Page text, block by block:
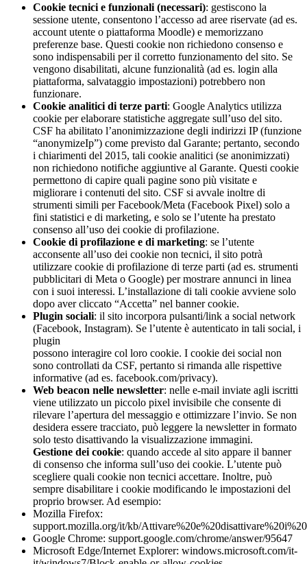
Cookie tecnici e funzionali (necessari): gestiscono la
sessione utente, consentono l’accesso ad aree riservate (ad es.
account utente o piattaforma Moodle) e memorizzano
preferenze base. Questi cookie non richiedono consenso e
sono indispensabili per il corretto funzionamento del sito. Se
vengono disabilitati, alcune funzionalità (ad es. login alla
piattaforma, salvataggio impostazioni) potrebbero non
funzionare.
Cookie analitici di terze parti: Google Analytics utilizza
cookie per elaborare statistiche aggregate sull’uso del sito.
CSF ha abilitato l’anonimizzazione degli indirizzi IP (funzione
“anonymizeIp”) come previsto dal Garante; pertanto, secondo
i chiarimenti del 2015, tali cookie analitici (se anonimizzati)
non richiedono notifiche aggiuntive al Garante. Questi cookie
permettono di capire quali pagine sono più visitate e
migliorare i contenuti del sito. CSF si avvale inoltre di
strumenti simili per Facebook/Meta (Facebook Pixel) solo a
fini statistici e di marketing, e solo se l’utente ha prestato
consenso all’uso dei cookie di profilazione.
Cookie di profilazione e di marketing: se l’utente
acconsente all’uso dei cookie non tecnici, il sito potrà
utilizzare cookie di profilazione di terze parti (ad es. strumenti
pubblicitari di Meta o Google) per mostrare annunci in linea
con i suoi interessi. L’installazione di tali cookie avviene solo
dopo aver cliccato “Accetta” nel banner cookie.
Plugin sociali: il sito incorpora pulsanti/link a social network
(Facebook, Instagram). Se l’utente è autenticato in tali social, i
plugin
possono interagire col loro cookie. I cookie dei social non
sono controllati da CSF, pertanto si rimanda alle rispettive
informative (ad es. facebook.com/privacy).
Web beacon nelle newsletter: nelle e-mail inviate agli iscritti
viene utilizzato un piccolo pixel invisibile che consente di
rilevare l’apertura del messaggio e ottimizzare l’invio. Se non
desidera essere tracciato, può leggere la newsletter in formato
solo testo disattivando la visualizzazione immagini.
Gestione dei cookie: quando accede al sito appare il banner
di consenso che informa sull’uso dei cookie. L’utente può
scegliere quali cookie non tecnici accettare. Inoltre, può
sempre disabilitare i cookie modificando le impostazioni del
proprio browser. Ad esempio:
Mozilla Firefox:
support.mozilla.org/it/kb/
Google Chrome: support.google.com/chrome/answer/95647
Microsoft Edge/Internet Explorer: windows.microsoft.com/it-